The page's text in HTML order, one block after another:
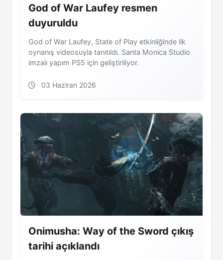
God of War Laufey resmen
duyuruldu
God of War Laufey, State of Play etkinliğinde ilk
oynanış videosuyla tanıtıldı. Santa Monica Studio
imzalı yapım PS5 için geliştiriliyor.
03 Haziran 2026
Onimusha: Way of the Sword çıkış
tarihi açıklandı